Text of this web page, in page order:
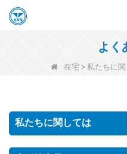
よく
在宅 > 私たちに関
私たちに関しては